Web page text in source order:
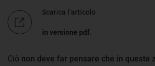
Scarica l’articolo
in versione pdf
Ciò non deve far pensare che in queste